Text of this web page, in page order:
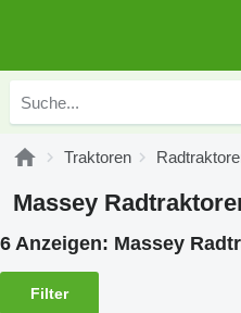
Traktoren
Massey
6 Anzeigen: Massey
Filter